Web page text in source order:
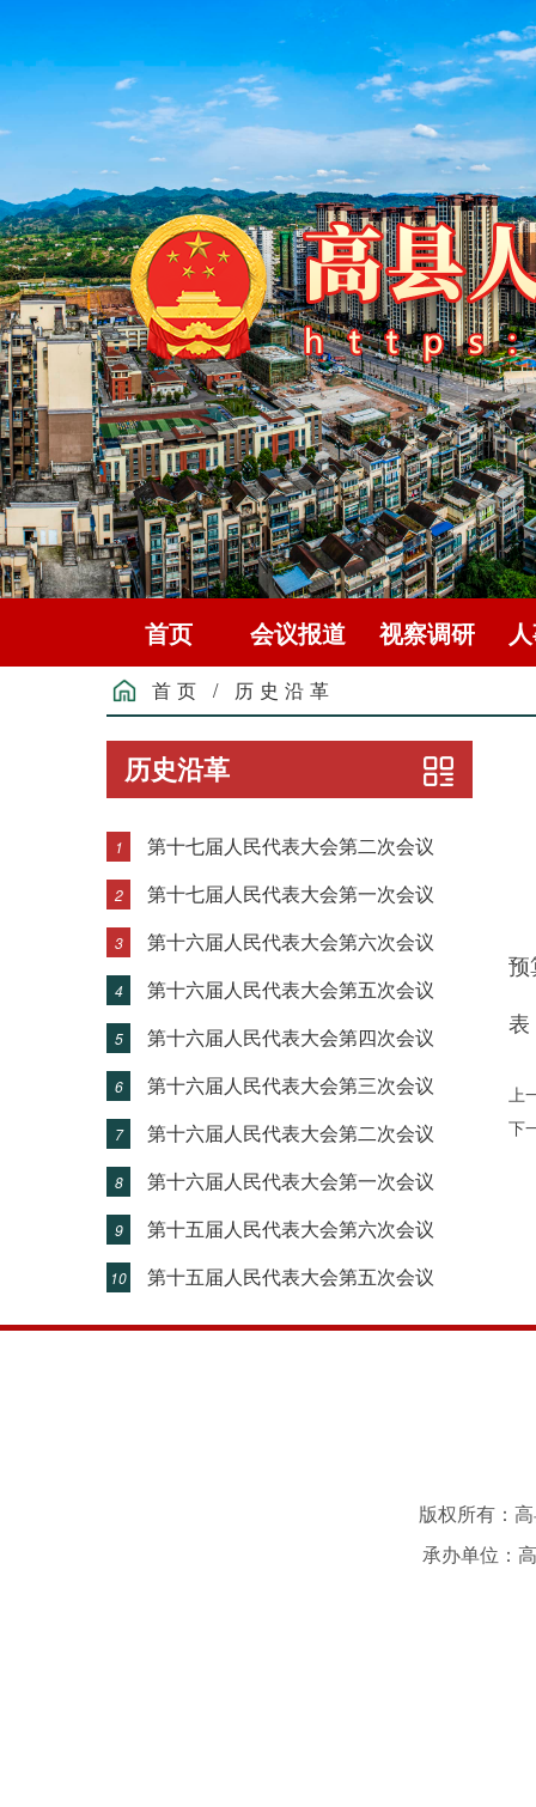
首页 会议报道 视察调研
首页 / 历史沿革
历史沿革
1 第十七届人民代表大会第二次会议
2 第十七届人民代表大会第一次会议
3 第十六届人民代表大会第六次会议
4 第十六届人民代表大会第五次会议
5 第十六届人民代表大会第四次会议
6 第十六届人民代表大会第三次会议
7 第十六届人民代表大会第二次会议
8 第十六届人民代表大会第一次会议
9 第十五届人民代表大会第六次会议
10 第十五届人民代表大会第五次会议
预
表
上
下
版权所有：
承办单位：